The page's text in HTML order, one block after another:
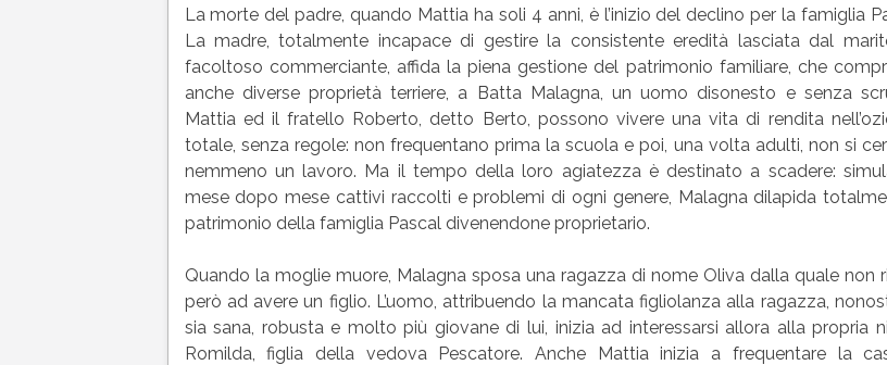
La morte del padre, quando Mattia ha soli 4 anni, è l’inizio del declino per la famiglia
La madre, totalmente incapace di gestire la consistente eredità lasciata dal
facoltoso commerciante, affida la piena gestione del patrimonio familiare, che
anche diverse proprietà terriere, a Batta Malagna, un uomo disonesto e senza
Mattia ed il fratello Roberto, detto Berto, possono vivere una vita di rendita
totale, senza regole: non frequentano prima la scuola e poi, una volta adulti, non si
nemmeno un lavoro. Ma il tempo della loro agiatezza è destinato a scadere:
mese dopo mese cattivi raccolti e problemi di ogni genere, Malagna dilapida
patrimonio della famiglia Pascal divenendone proprietario.
Quando la moglie muore, Malagna sposa una ragazza di nome Oliva dalla quale non
però ad avere un figlio. L’uomo, attribuendo la mancata figliolanza alla ragazza,
sia sana, robusta e molto più giovane di lui, inizia ad interessarsi allora alla propria
Romilda, figlia della vedova Pescatore. Anche Mattia inizia a frequentare la